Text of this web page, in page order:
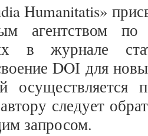
Humanitatis»
агентством
в журнале
DOI для
следует
запросом.